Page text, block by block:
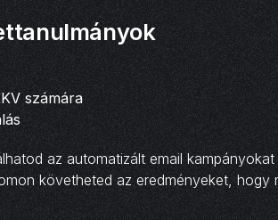
számára
az automatizált email
követheted az eredményeket, hogy